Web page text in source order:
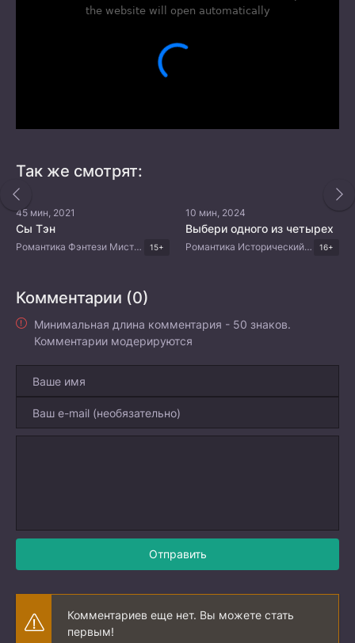
Так же смотрят:
45 мин, 2021
Сы Тэн
Романтика Фэнтези Мистика Китайские дорамы 15+
10 мин, 2024
Выбери одного из четырех
Романтика Исторический Фэнтези Мистика Китайские дорамы 16+
Комментарии (0)
Минимальная длина комментария - 50 знаков.
Комментарии модерируются
Отправить
Комментариев еще нет. Вы можете стать
первым!